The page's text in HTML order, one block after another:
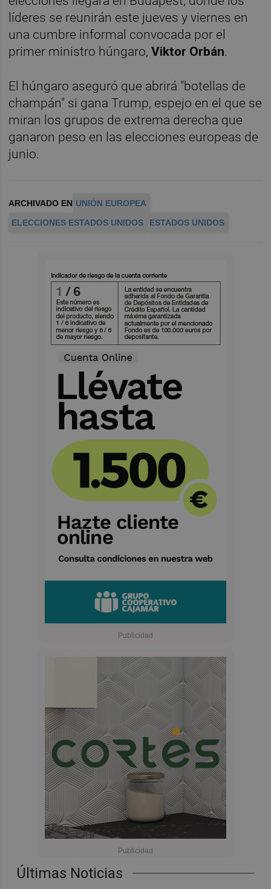
Últimas Noticias
líderes se reunirán este jueves y viernes en
una cumbre informal convocada por el
primer ministro húngaro,Viktor Orbán.
El húngaro aseguró que abrirá "botellas de
champán" si gana Trump, espejo en el que se
miran los grupos de extrema derecha que
ganaron peso en las elecciones europeas de
junio.
ARCHIVADO EN UNIÓN EUROPEA
ELECCIONES ESTADOS UNIDOS
ESTADOS UNIDOS